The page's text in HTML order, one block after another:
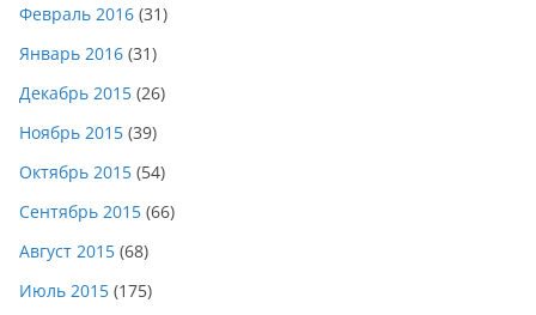
Февраль 2016 (31)
Январь 2016 (31)
Декабрь 2015 (26)
Ноябрь 2015 (39)
Октябрь 2015 (54)
Сентябрь 2015 (66)
Август 2015 (68)
Июль 2015 (175)